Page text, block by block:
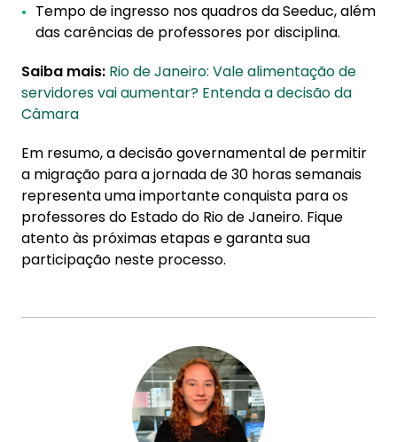
Tempo de ingresso nos quadros da Seeduc, além
das carências de professores por disciplina.
Saiba mais: Rio de Janeiro: Vale alimentação de
servidores vai aumentar? Entenda a decisão da
Câmara
Em resumo, a decisão governamental de permitir
a migração para a jornada de 30 horas semanais
representa uma importante conquista para os
professores do Estado do Rio de Janeiro. Fique
atento às próximas etapas e garanta sua
participação neste processo.